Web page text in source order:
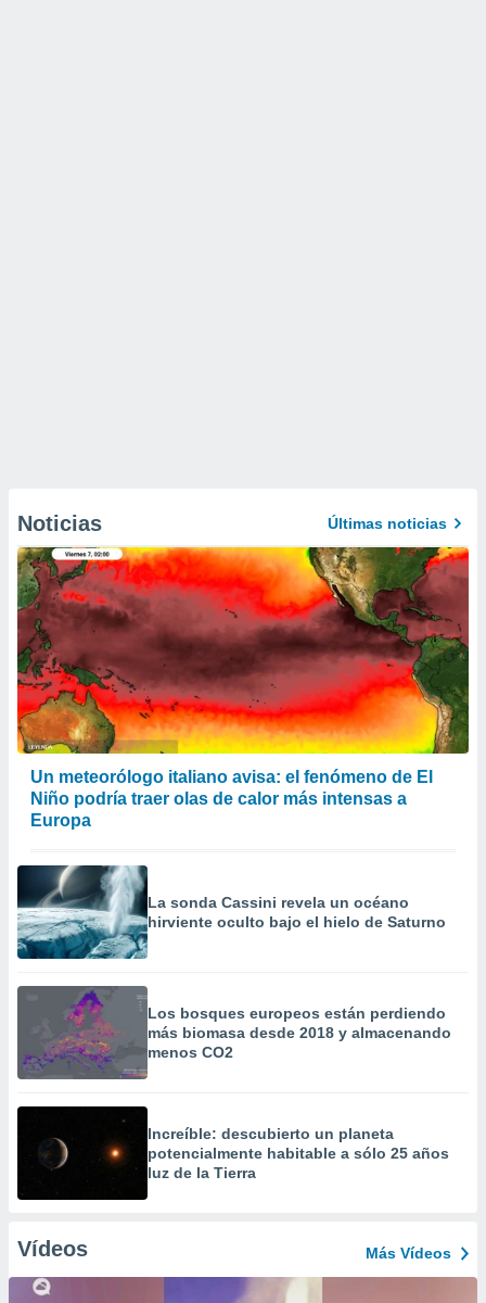
Noticias Últimas noticias
Un meteorólogo italiano avisa: el fenómeno de El
Niño podría traer olas de calor más intensas a
Europa
La sonda Cassini revela un océano
hirviente oculto bajo el hielo de Saturno
Los bosques europeos están perdiendo
más biomasa desde 2018 y almacenando
menos CO2
Increíble: descubierto un planeta
potencialmente habitable a sólo 25 años
luz de la Tierra
Vídeos Más Vídeos